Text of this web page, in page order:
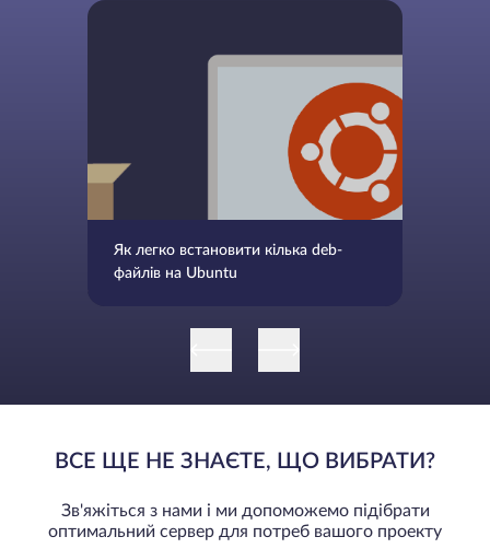
Як легко встановити кілька deb-
файлів на Ubuntu
ВСЕ ЩЕ НЕ ЗНАЄТЕ, ЩО ВИБРАТИ?
Зв'яжіться з нами і ми допоможемо підібрати
оптимальний сервер для потреб вашого проекту